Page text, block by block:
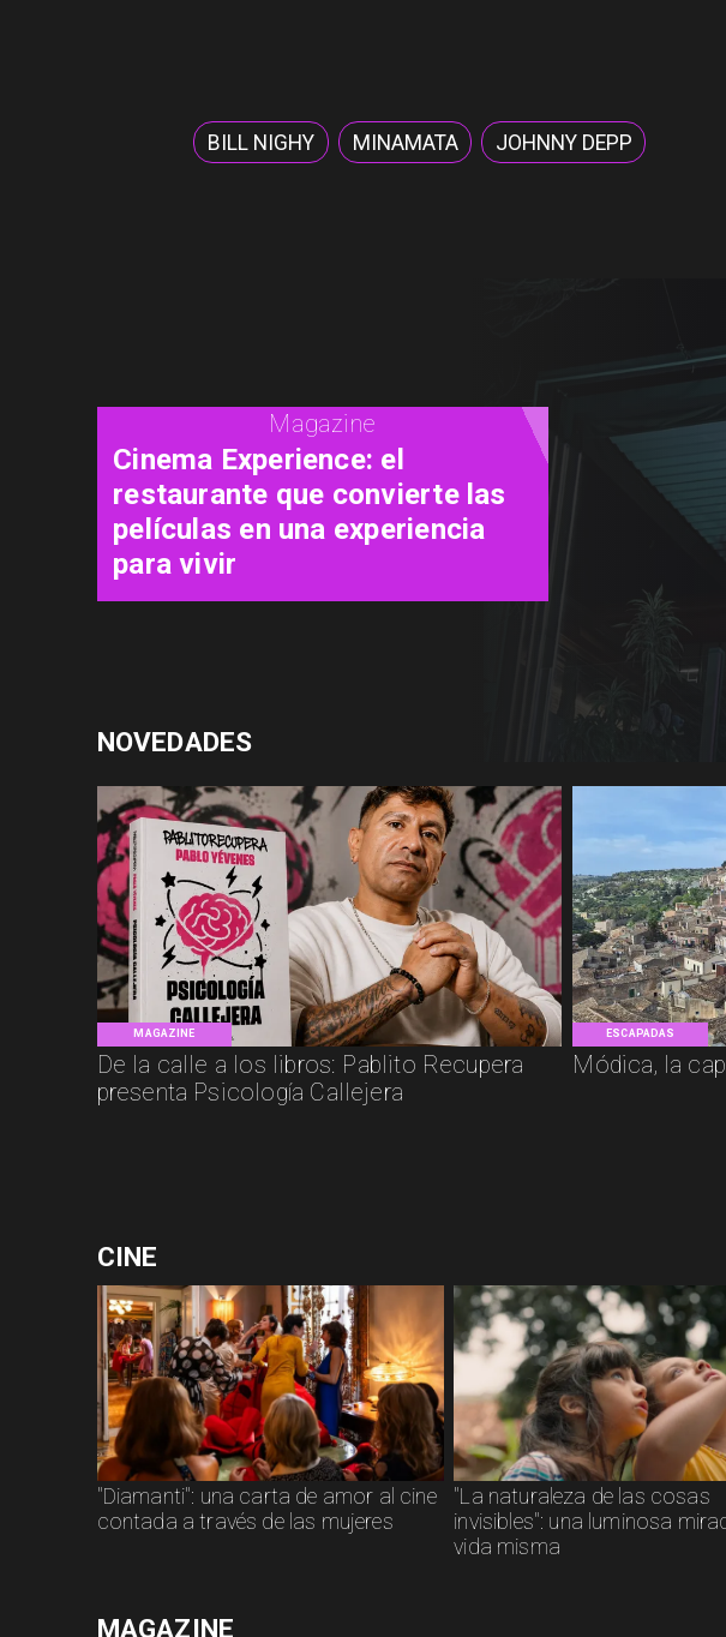
BILL NIGHY MINAMATA JOHNNY DEPP
MAGAZINE
De la calle a los libros: Pablito Recupera
presenta Psicología Callejera
ESCAPADAS
Módica, la
Magazine
Concurso de Acuarela Hardy
Wistuba 2026 abre
convocatoria con premio de
USD 3.000
NOVEDADES
CINE
"Diamanti": una carta de amor al cine
contada a través de las mujeres
"La naturaleza de las cosas
invisibles": una luminosa
vida misma
MAGAZINE